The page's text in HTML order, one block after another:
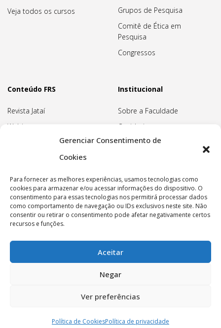
Gerenciar Consentimento de
Cookies
Para fornecer as melhores experiências, usamos tecnologias como
cookies para armazenar e/ou acessar informações do dispositivo. O
consentimento para essas tecnologias nos permitirá processar dados
como comportamento de navegação ou IDs exclusivos neste site. Não
consentir ou retirar o consentimento pode afetar negativamente certos
recursos e funções.
Aceitar
Negar
Ver preferências
Política de CookiesPolítica de privacidade
Veja todos os cursos
Grupos de Pesquisa
Comitê de Ética em
Pesquisa
Congressos
Conteúdo FRS
Revista Jataí
Webinars
Institucional
Sobre a Faculdade
Ouvidoria
Pedagogia Waldorf
Nossa Sede
Política de privacidade
Associação Pedagógica Rudolf Steiner - CNPJ
60.665.528/0008-88